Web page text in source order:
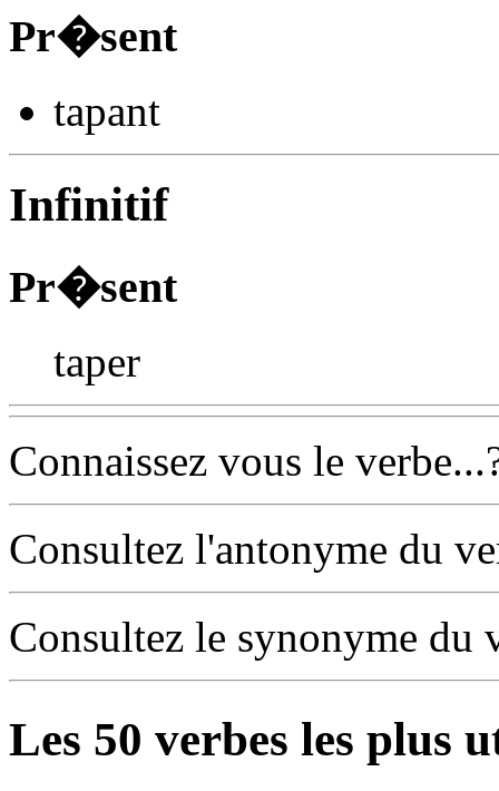
Pr�sent
tapant
Infinitif
Pr�sent
taper
Connaissez vous le
Consultez l'antonyme du
Consultez le synonyme du
Les 50 verbes les plus